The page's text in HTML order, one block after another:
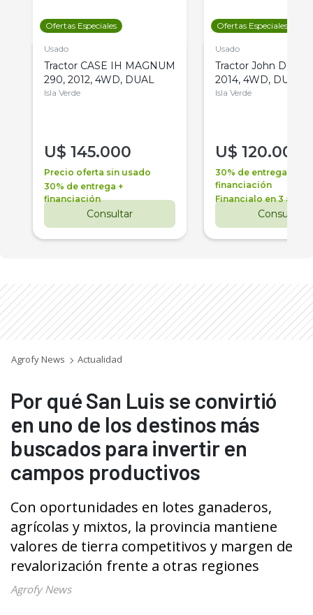
Ofertas Especiales
Usado
Tractor CASE IH MAGNUM
290, 2012, 4WD, DUAL
Isla Verde
U$ 145.000
Precio oferta sin usado
30% de entrega +
financiación
Consultar
Ofertas Especiales
Usado
Tractor John Deere
2014, 4WD, DUAL
Isla Verde
U$ 120.000
30% de entrega +
financiación
Financialo en 3 años
Consultar
Agrofy News Actualidad
Por qué San Luis se convirtió
en uno de los destinos más
buscados para invertir en
campos productivos
Con oportunidades en lotes ganaderos,
agrícolas y mixtos, la provincia mantiene
valores de tierra competitivos y margen de
revalorización frente a otras regiones
Agrofy News